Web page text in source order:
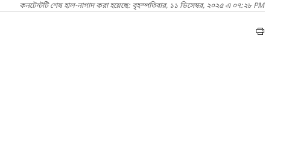
কনটেন্টটি শেষ হাল-নাগাদ করা হয়েছে: বৃহস্পতিবার, ১১ ডিসেম্বর, ২০২৫ এ ০৭:২৮ PM